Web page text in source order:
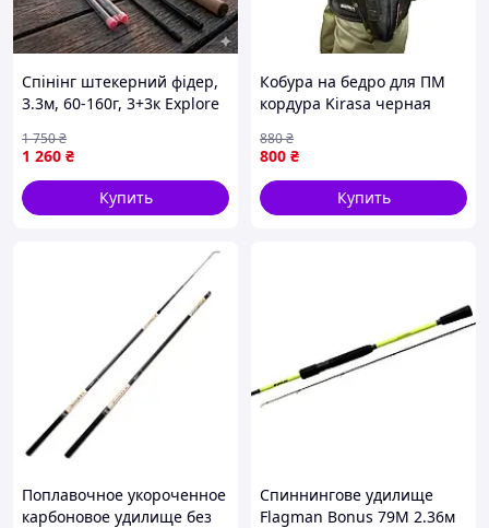
Спінінг штекерний фідер,
3.3м, 60-160г, 3+3к Explore
1 260 ₴
1 750₴
Купить
Кобура на бедро для ПМ
кордура Kirasa черная
800 ₴
880₴
Купить
Поплавочное укороченное
карбоновое удилище без
Cпиннинговe удилище
Flagman Bonus 79M 2.36м